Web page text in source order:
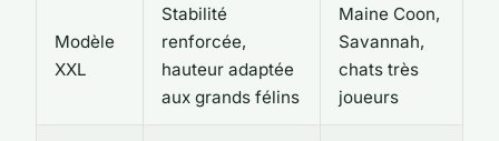
Modèle
XXL
Stabilité
renforcée,
hauteur adaptée
aux grands félins
Maine Coon,
Savannah,
chats très
joueurs